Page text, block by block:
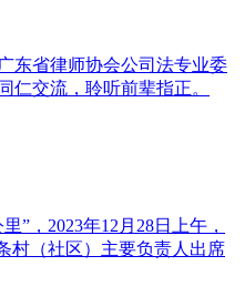
东省律师协会公司法专业委
交流，聆听前辈指正。
，2023年12月28日上午，
村（社区）主要负责人出席